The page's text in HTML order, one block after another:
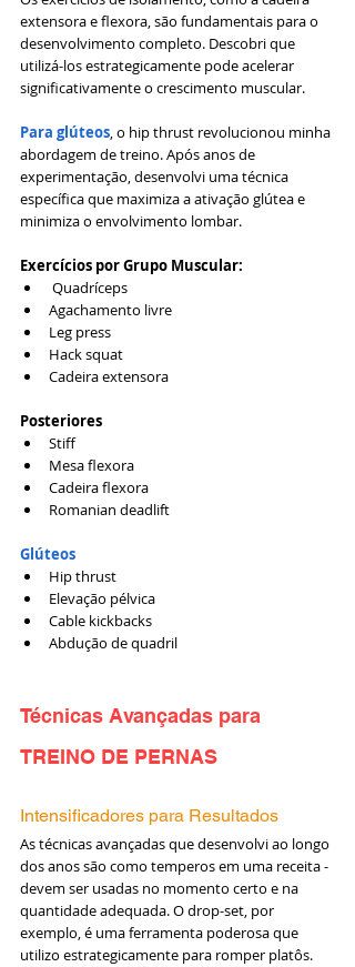
extensora e flexora, são fundamentais para o
desenvolvimento completo. Descobri que
utilizá-los estrategicamente pode acelerar
significativamente o crescimento muscular.
Para glúteos, o hip thrust revolucionou minha
abordagem de treino. Após anos de
experimentação, desenvolvi uma técnica
específica que maximiza a ativação glútea e
minimiza o envolvimento lombar.
Exercícios por Grupo Muscular:
Quadríceps
Agachamento livre
Leg press
Hack squat
Cadeira extensora
Posteriores
Stiff
Mesa flexora
Cadeira flexora
Romanian deadlift
Glúteos
Hip thrust
Elevação pélvica
Cable kickbacks
Abdução de quadril
Técnicas Avançadas para
TREINO DE PERNAS
Intensificadores para Resultados
As técnicas avançadas que desenvolvi ao longo
dos anos são como temperos em uma receita -
devem ser usadas no momento certo e na
quantidade adequada. O drop-set, por
exemplo, é uma ferramenta poderosa que
utilizo estrategicamente para romper platôs.